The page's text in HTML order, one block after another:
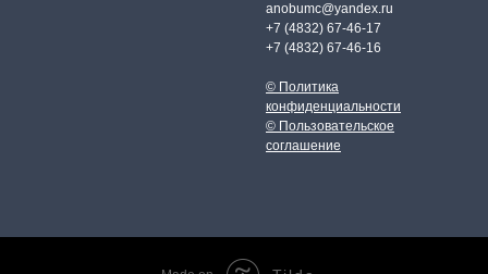
anobumc@yandex.ru
+7 (4832) 67-46-17
+7 (4832) 67-46-16
© Политика
конфиденциальности
© Пользовательское
соглашение